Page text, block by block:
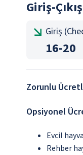
Giriş-
Giriş
16-20
Zorunlu
Opsiyonel
Evcil
Rehber